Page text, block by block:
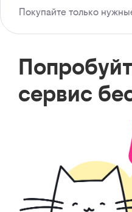
Покупайте только
сервис